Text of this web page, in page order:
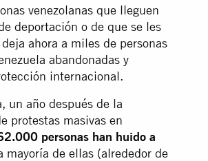
venezolanas que lleguen
deportación o de que se les
ahora a miles de personas
abandonadas y
internacional.
un año después de la
protestas masivas en
personas han huido a
mayoría de ellas (alrededor de